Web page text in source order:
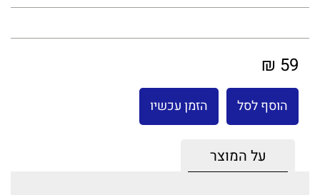
59 ₪
הוסף לסל הזמן עכשיו
על המוצר